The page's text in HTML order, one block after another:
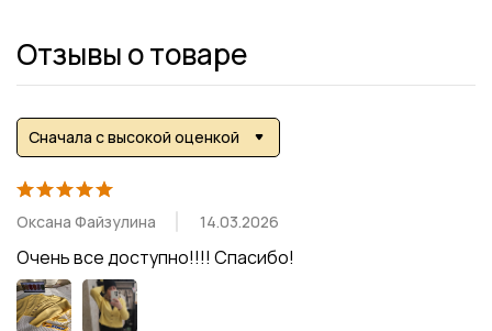
Отзывы о товаре
Сначала с высокой оценкой
Оксана Файзулина 14.03.2026
Очень все доступно!!!! Спасибо!